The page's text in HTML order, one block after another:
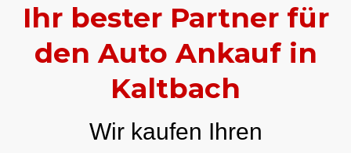
Ihr bester Partner für
den Auto Ankauf in
Kaltbach
Wir kaufen Ihren